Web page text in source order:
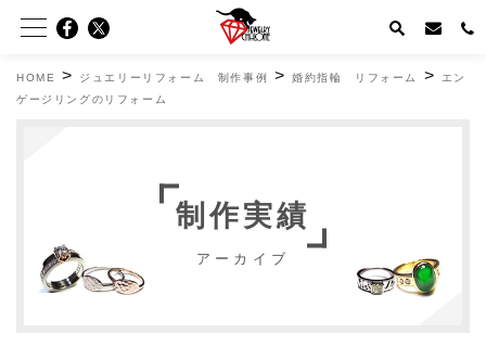
HOME > ジュエリーリフォーム 制作事例 >婚約指輪 リフォーム >
エン
ゲージリングのリフォーム
制作実績
アーカイブ